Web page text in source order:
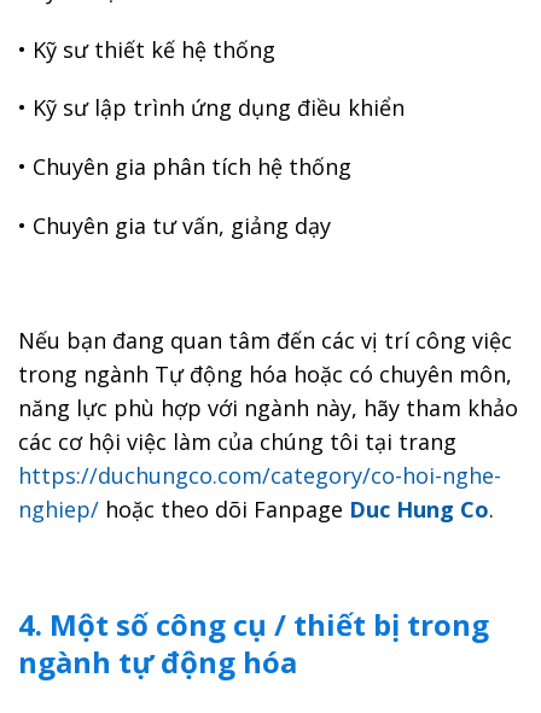
• Kỹ sư thiết kế hệ thống
• Kỹ sư lập trình ứng dụng điều khiển
• Chuyên gia phân tích hệ thống
• Chuyên gia tư vấn, giảng dạy
Nếu bạn đang quan tâm đến các vị trí công việc
trong ngành Tự động hóa hoặc có chuyên môn,
năng lực phù hợp với ngành này, hãy tham khảo
các cơ hội việc làm của chúng tôi tại trang
https://duchungco.com/category/co-hoi-nghe-
nghiep/ hoặc theo dõi Fanpage Duc Hung Co.
4. Một số công cụ / thiết bị trong
ngành tự động hóa